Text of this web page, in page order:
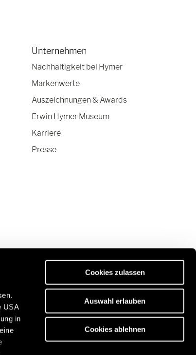
USA
in
Cookies zulassen
Auswahl erlauben
Cookies ablehnen
Unternehmen
Nachhaltigkeit bei Hymer
Markenwerte
Auszeichnungen & Awards
Erwin Hymer Museum
Karriere
Presse
Entdecken Sie unser Reiseportal:
https://www.freeontour.com/de